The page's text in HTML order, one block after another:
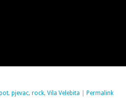
, pjevac, rock, Vila Velebita Permalink